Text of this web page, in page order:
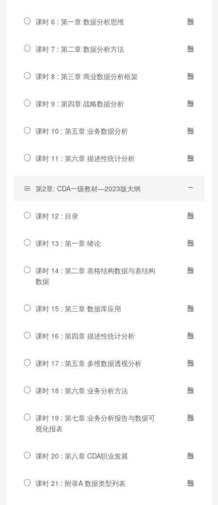
课时 6 : 第一章 数据分析思维
课时 7 : 第二章 数据分析方法
课时 8 : 第三章 商业数据分析框架
课时 9 : 第四章 战略数据分析
课时 10 : 第五章 业务数据分析
课时 11 : 第六章 描述性统计分析
第2章: CDA一级教材—2023版大纲
课时 12 : 目录
课时 13 : 第一章 绪论
课时 14 : 第二章 表格结构数据与表结构
数据
课时 15 : 第三章 数据库应用
课时 16 : 第四章 描述性统计分析
课时 17 : 第五章 多维数据透视分析
课时 18 : 第六章 业务分析方法
课时 19 : 第七章 业务分析报告与数据可
视化报表
课时 20 : 第八章 CDA职业发展
课时 21 : 附录A 数据类型列表